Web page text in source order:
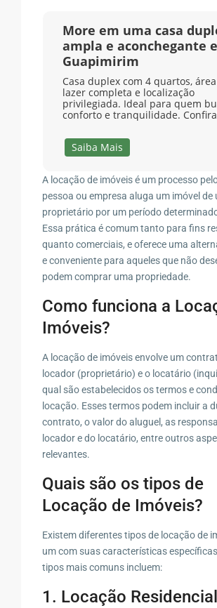
More em uma casa
ampla e aconchegante
Guapimirim
Casa duplex com 4 quartos,
lazer completa e localização
privilegiada. Ideal para quem
conforto e tranquilidade.
Saiba Mais
A locação de imóveis é um processo
pessoa ou empresa aluga um imóvel de
proprietário por um período
Essa prática é comum tanto para fins
quanto comerciais, e oferece uma
e conveniente para aqueles que não
podem comprar uma propriedade.
Como funciona a
Imóveis?
A locação de imóveis envolve um
locador (proprietário) e o locatário
qual são estabelecidos os termos e
locação. Esses termos podem incluir a
contrato, o valor do aluguel, as
locador e do locatário, entre outros
relevantes.
Quais são os tipos de
Locação de Imóveis?
Existem diferentes tipos de locação de
um com suas características
tipos mais comuns incluem:
1. Locação